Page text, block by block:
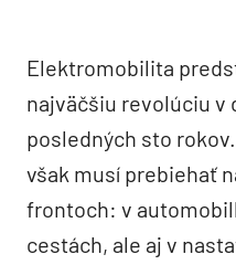
Elektromobilita
najväčšiu revolúciu v
posledných sto
však musí prebiehať
frontoch: v
cestách, ale aj v